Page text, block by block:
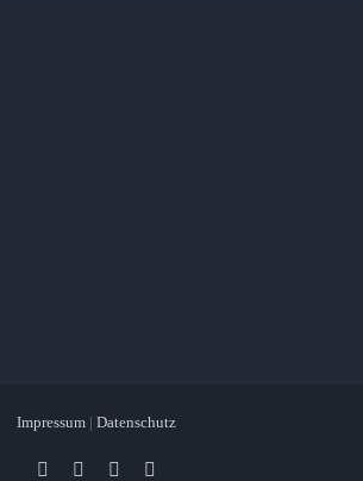
Impressum | Datenschutz
Facebook Instagram